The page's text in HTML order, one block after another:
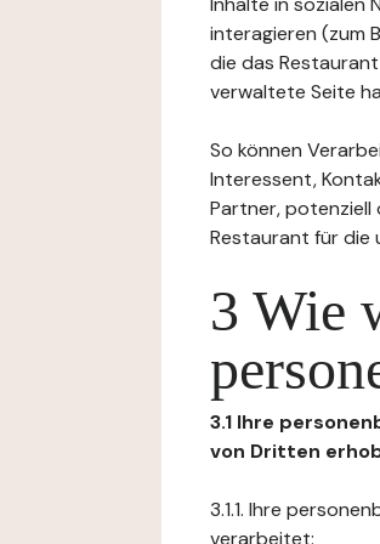
interagieren (zum
die das
verwaltete Seite
So können
Interessent,
Partner,
Restaurant für die
3 Wie
3.1 Ihre
von Dritten
3.1.1. Ihre
verarbeitet: